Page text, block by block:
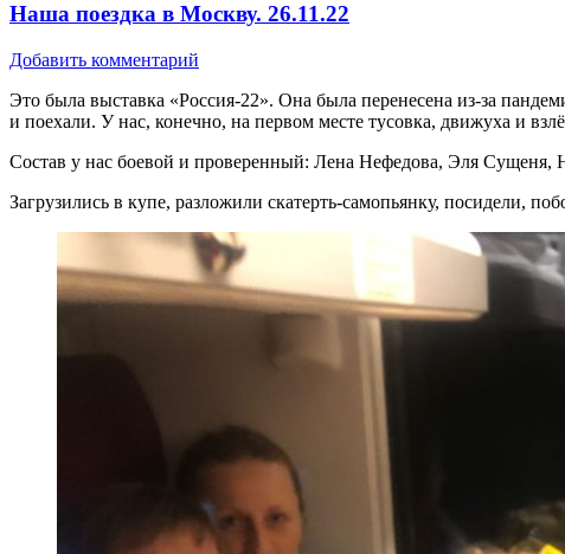
Наша поездка в Москву. 26.11.22
Добавить комментарий
Это была выставка «Россия-22». Она была перенесена из-за
и поехали. У нас, конечно, на первом месте тусовка, движуха и
Состав у нас боевой и проверенный: Лена Нефедова, Эля
Загрузились в купе, разложили скатерть-самопьянку, посидели,